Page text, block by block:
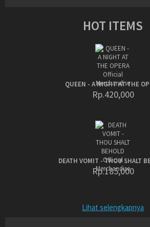
HOT ITEMS
QUEEN - A NIGHT AT THE
Rp.420,000
DEATH VOMIT - THOU SHALT
Rp.185,000
Lihat selengkapnya